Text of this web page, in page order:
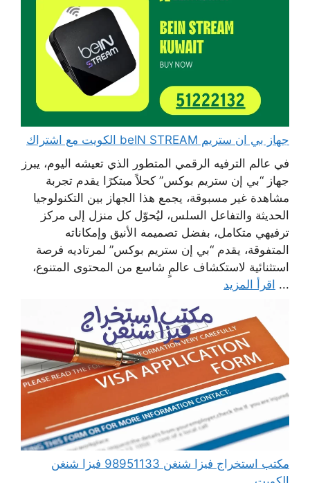
جهاز بي ان ستريم beIN STREAM الكويت مع اشتراك
في عالم الترفيه الرقمي المتطور الذي تعيشه اليوم، يبرز
جهاز “بي إن ستريم بوكس” كحلاً مبتكرًا يقدم تجربة
مشاهدة غير مسبوقة، يجمع هذا الجهاز بين التكنولوجيا
الحديثة والتفاعل السلس، ليُحوّل كل منزل إلى مركز
ترفيهي متكامل، بفضل تصميمه الأنيق وإمكاناته
المتفوقة، يقدم “بي إن ستريم بوكس” لمرتاديه فرصة
استثنائية لاستكشاف عالمٍ شاسع من المحتوى المتنوع،
... اقرأ المزيد
مكتب استخراج فيزا شنغن 98951133 فيزا شنغن